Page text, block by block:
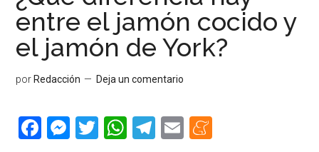
entre el jamón cocido y
el jamón de York?
por Redacción Deja un comentario
Facebook
Messenger
Twitter
WhatsApp
Telegram
Email